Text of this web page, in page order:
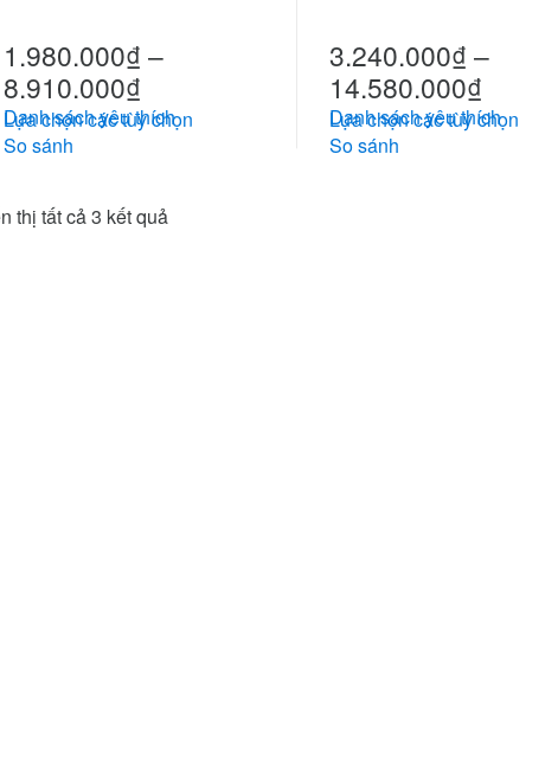
1.980.000₫ –
8.910.000₫
Lựa chọn các tùy chọn
Danh sách yêu thích
So sánh
3.240.000₫ –
14.580.000₫
Lựa chọn các tùy chọn
Danh sách yêu thích
So sánh
thị tất cả 3 kết quả